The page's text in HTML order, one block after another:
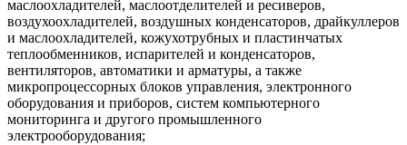
маслоохладителей, маслоотделителей и ресиверов,
воздухоохладителей, воздушных конденсаторов, драйкуллеров
и маслоохладителей, кожухотрубных и пластинчатых
теплообменников, испарителей и конденсаторов,
вентиляторов, автоматики и арматуры, а также
микропроцессорных блоков управления, электронного
оборудования и приборов, систем компьютерного
мониторинга и другого промышленного
электрооборудования;